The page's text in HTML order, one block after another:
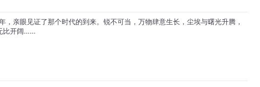
亲眼见证了那个时代的到来。锐不可当，万物肆意生长，尘埃与曙光升腾，
比开阔……